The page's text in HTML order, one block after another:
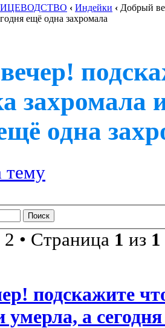
‹ Индейки ‹ Добрый
ещё одна захромала
захромала
одна
тему
• Страница 1 из 1
подскажите
умерла, а